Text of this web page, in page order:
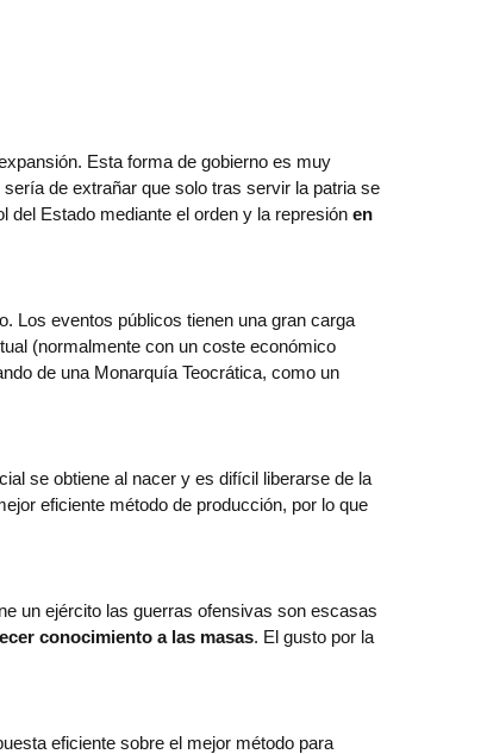
Esta forma de gobierno es muy
de extrañar que solo tras servir la patria se
del Estado mediante el orden y la represiónen
Los eventos públicos tienen una gran carga
(normalmente con un coste económico
de una Monarquía Teocrática, como un
se obtiene al nacer y es difícil liberarse de la
eficiente método de producción, por lo que
un ejército las guerras ofensivas son escasas
conocimiento a las masas. El gusto por la
eficiente sobre el mejor método para